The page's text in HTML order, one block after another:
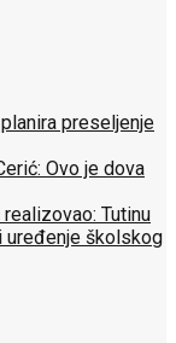
preseljenje
Ovo je dova
Tutinu
uređenje školskog